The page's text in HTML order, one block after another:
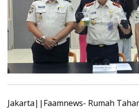
Jakarta||Faamnews- Rumah